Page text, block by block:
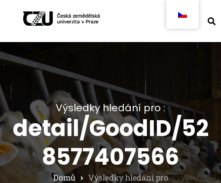
Výsledky hledání pro :
detail/GoodID/52
8577407566
Domů
Výsledky hledání pro